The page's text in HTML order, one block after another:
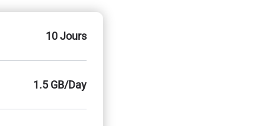
10 Jours
1.5 GB/Day